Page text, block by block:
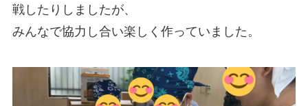
戦したりしましたが、
みんなで協力し合い楽しく作っていました。